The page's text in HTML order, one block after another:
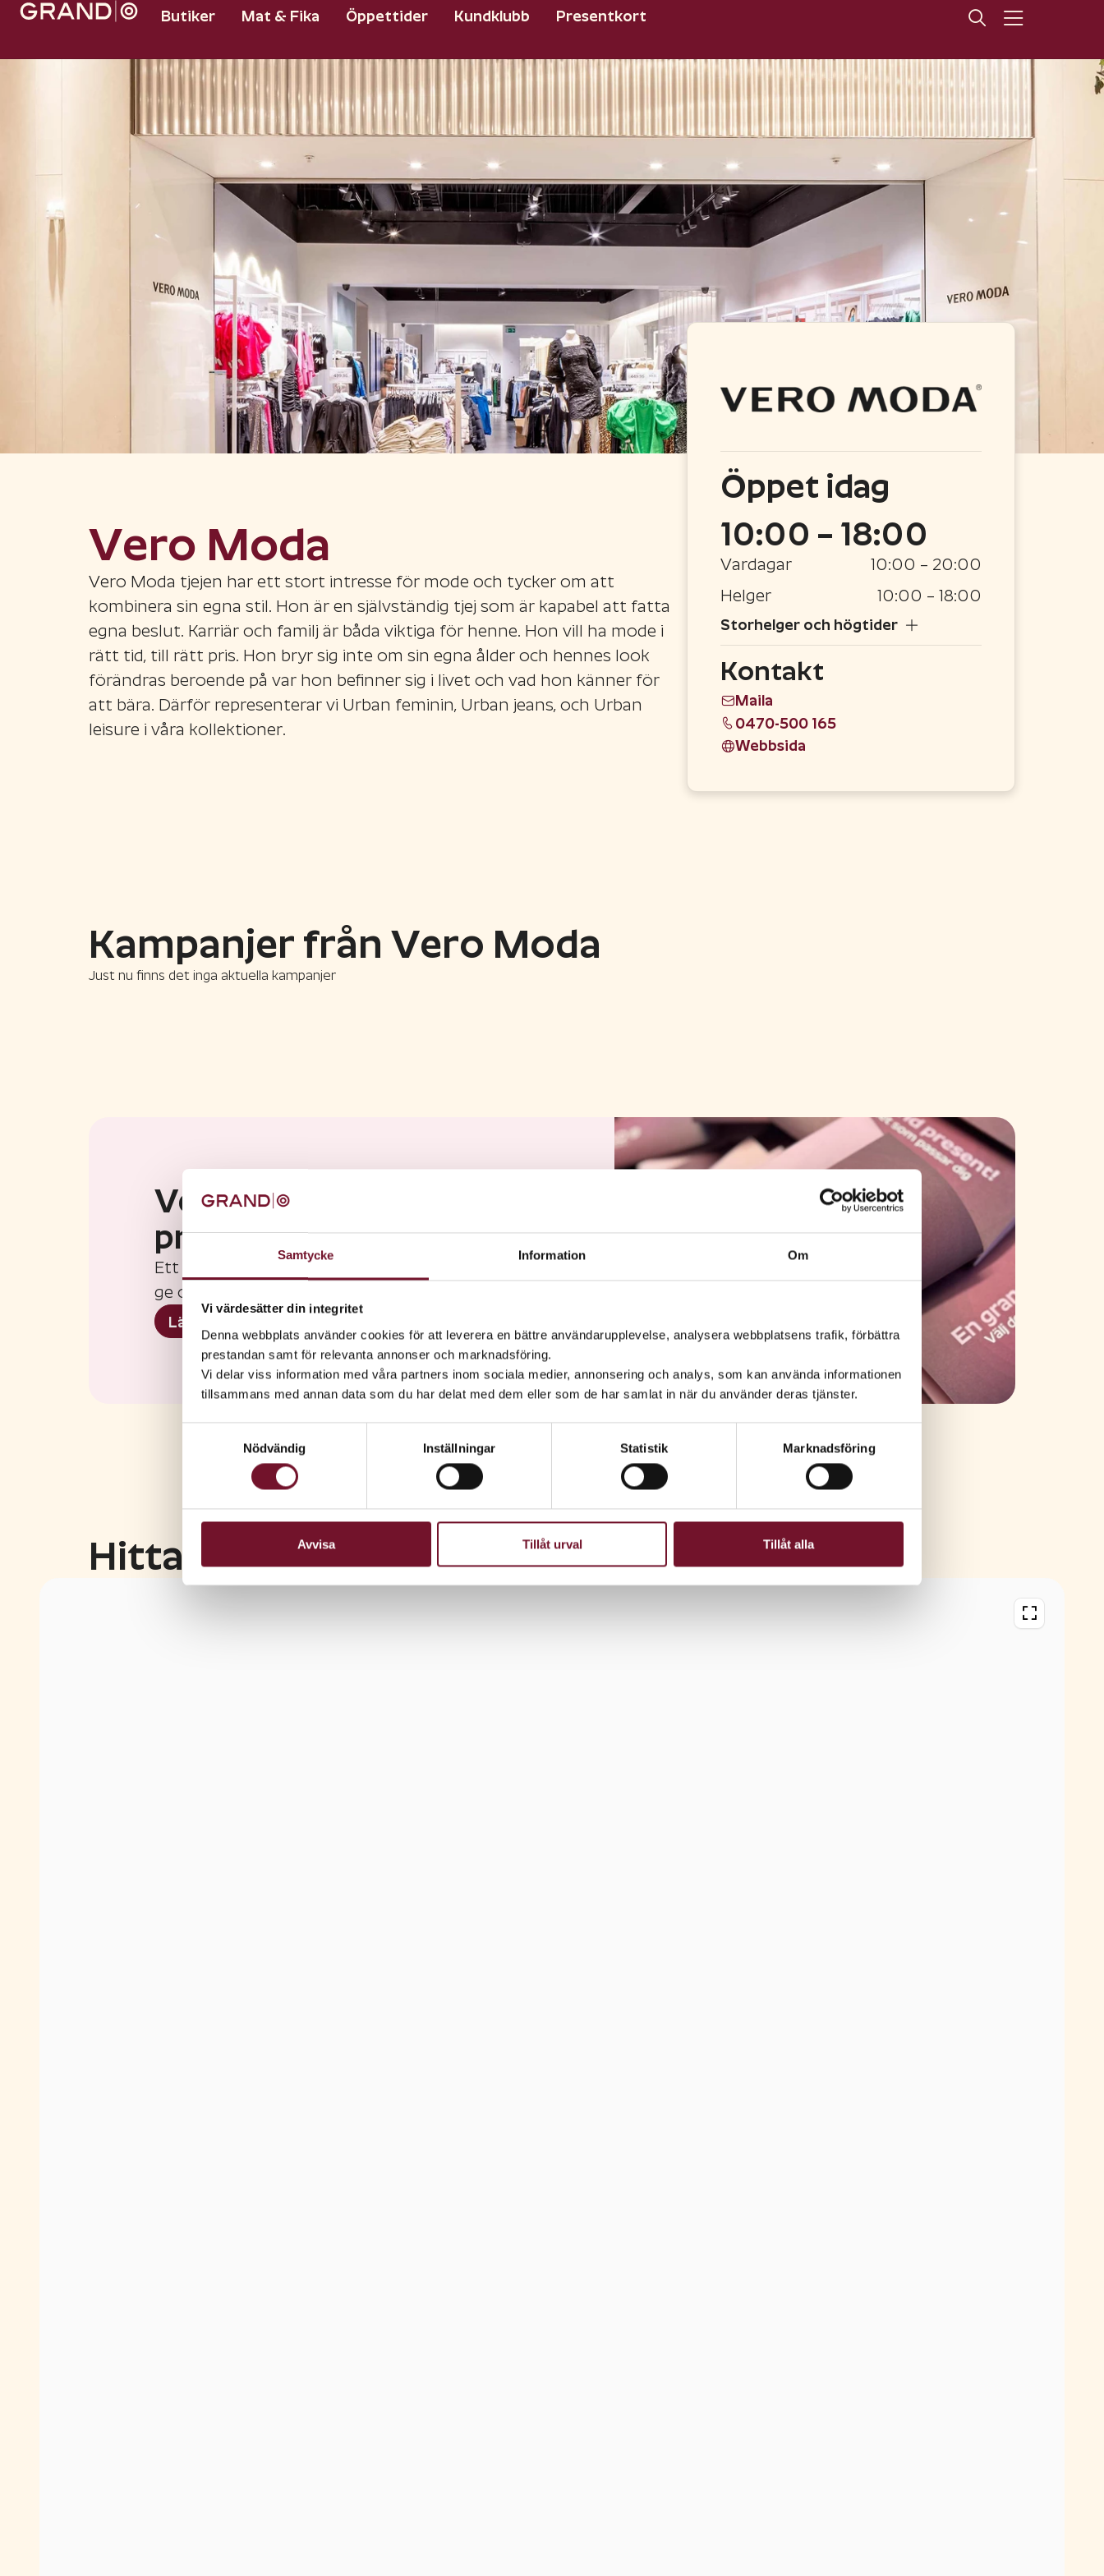
Samtycke Information Om
Vi värdesätter din integritet
Denna webbplats använder cookies för att leverera en bättre användarupplevelse, analysera webbplatsens trafik, förbättra
prestandan samt för relevanta annonser och marknadsföring.
Vi delar viss information med våra partners inom sociala medier, annonsering och analys, som kan använda informationen
tillsammans med annan data som du har delat med dem eller som de har samlat in när du använder deras tjänster.
Nödvändig
Inställningar Statistik Marknadsföring
Avvisa Tillåt urval Tillåt alla
Butiker Mat & Fika Öppettider Kundklubb Presentkort
Vero Moda
Vero Moda tjejen har ett stort intresse för mode och tycker om att
kombinera sin egna stil. Hon är en självständig tjej som är kapabel att fatta
egna beslut. Karriär och familj är båda viktiga för henne. Hon vill ha mode i
rätt tid, till rätt pris. Hon bryr sig inte om sin egna ålder och hennes look
förändras beroende på var hon befinner sig i livet och vad hon känner för
att bära. Därför representerar vi Urban feminin, Urban jeans, och Urban
leisure i våra kollektioner.
Öppet idag
10:00 – 18:00
Vardagar
10:00 – 20:00
Helger
10:00 – 18:00
Storhelger och högtider
Kontakt
Maila
0470-500 165
Webbsida
Kampanjer från Vero Moda
Just nu finns det inga aktuella kampanjer
Vero Moda tar emot
presentkort!
Ett presentkort från Grand Samarkand är lätt att
ge och roligt att få!
Läs mer om presentkort
Hitta till Vero Moda